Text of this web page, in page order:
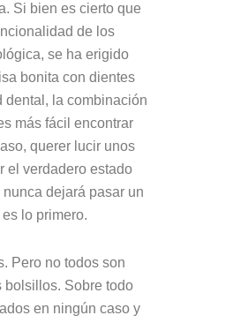
Si bien es cierto que
de los
se ha erigido
bonita con dientes
dental, la combinación
más fácil encontrar
querer lucir unos
el verdadero estado
dejará pasar un
lo primero.
Pero no todos son
bolsillos. Sobre todo
en ningún caso y